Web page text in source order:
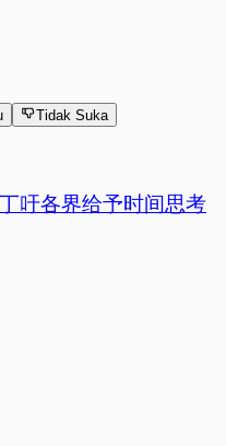
Tidak Suka
吁各界给予时间思考